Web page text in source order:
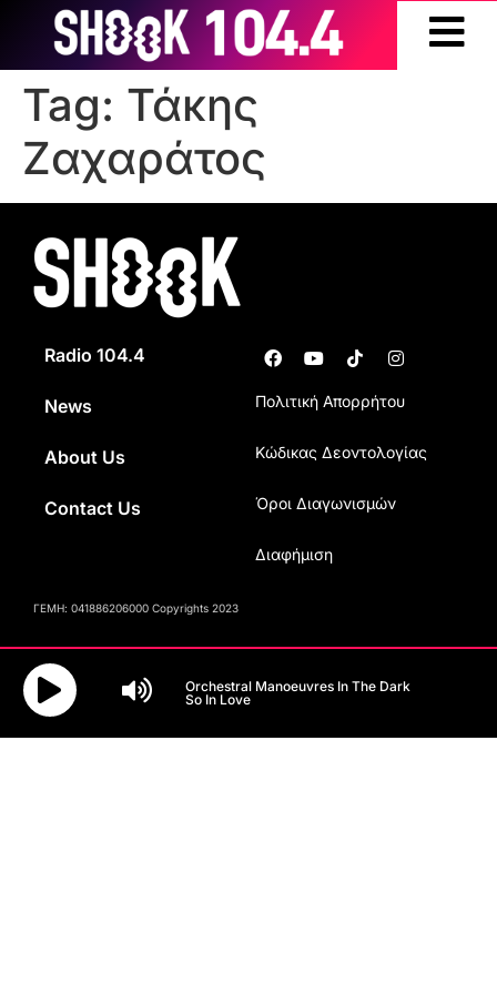
Tag: Τάκης
Ζαχαράτος
Radio 104.4
News
About Us
Contact Us
Πολιτική Απορρήτου
Κώδικας Δεοντολογίας
Όροι Διαγωνισμών
Διαφήμιση
ΓΕΜΗ: 041886206000 Copyrights 2023
Orchestral Manoeuvres In The Dark
So In Love